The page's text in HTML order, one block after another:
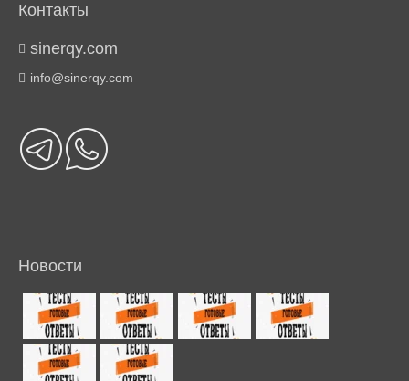
Контакты
sinerqy.com
info@sinerqy.com
Новости